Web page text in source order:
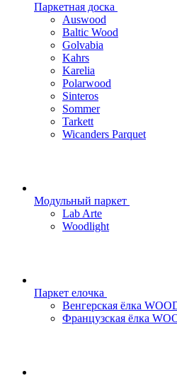
Паркетная доска
Auswood
Baltic Wood
Golvabia
Kahrs
Karelia
Polarwood
Sinteros
Sommer
Tarkett
Wicanders Parquet
Модульный паркет
Lab Arte
Woodlight
Паркет елочка
Венгерская ёлка
Французская ёлка